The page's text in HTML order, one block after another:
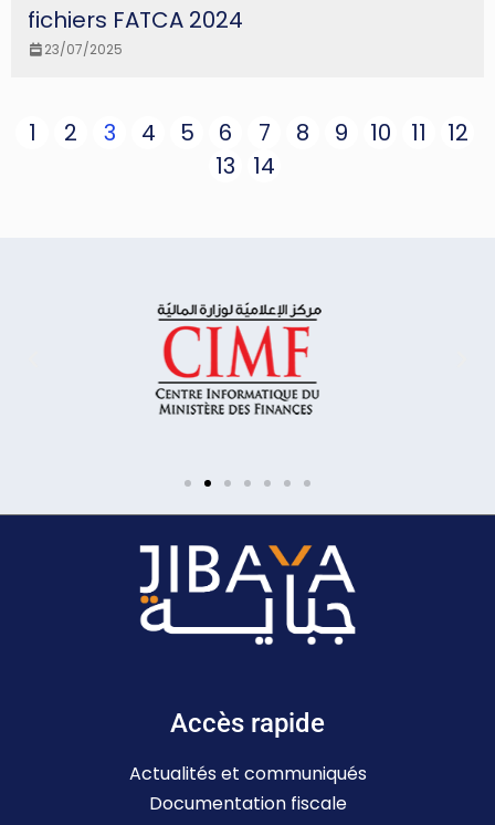
fichiers FATCA 2024
23/07/2025
1 2 3 4 5 6 7 8 9 10 11
12
13
14
Accès rapide
Actualités et communiqués
Documentation fiscale